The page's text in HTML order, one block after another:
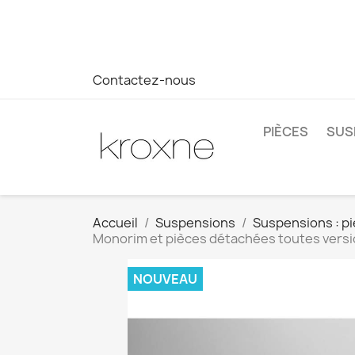
Contactez-nous
PIÈCES
Accueil Suspensions
Suspensions :
Monorim et pièces détachées toutes
NOUVEAU